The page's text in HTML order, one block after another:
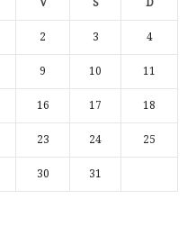
2 3 4
9 10 11
16 17 18
23 24 25
30 31